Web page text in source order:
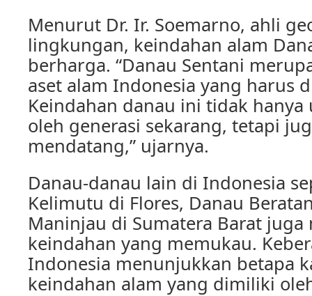
Menurut Dr. Ir. Soemarno, ahli
lingkungan, keindahan alam
berharga. “Danau Sentani
aset alam Indonesia yang harus
Keindahan danau ini tidak
oleh generasi sekarang, tetapi
mendatang,” ujarnya.
Danau-danau lain di Indonesia
Kelimutu di Flores, Danau
Maninjau di Sumatera Barat
keindahan yang memukau.
Indonesia menunjukkan betapa
keindahan alam yang dimiliki